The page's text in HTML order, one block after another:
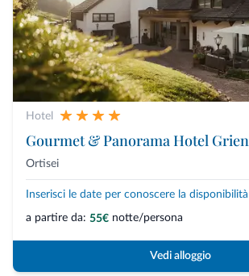
Hotel
Gourmet & Panorama Hotel Grien
Ortisei
Inserisci le date per conoscere la disponibilità
a partire da: 55€ notte/persona
Vedi alloggio